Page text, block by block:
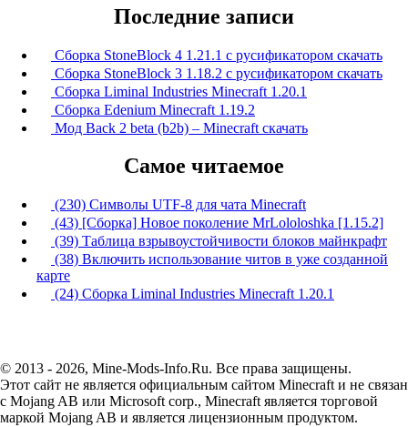
Последние записи
Сборка StoneBlock 4 1.21.1 с русификатором скачать
Сборка StoneBlock 3 1.18.2 с русификатором скачать
Сборка Liminal Industries Minecraft 1.20.1
Сборка Edenium Minecraft 1.19.2
Мод Back 2 beta (b2b) – Minecraft скачать
Самое читаемое
(230) Символы UTF-8 для чата Minecraft
(43) [Сборка] Новое поколение MrLololoshka [1.15.2]
(39) Таблица взрывоустойчивости блоков майнкрафт
(38) Включить использование читов в уже созданной
карте
(24) Сборка Liminal Industries Minecraft 1.20.1
© 2013 - 2026, Mine-Mods-Info.Ru. Все права защищены.
Этот сайт не является официальным сайтом Minecraft и не связан
с Mojang AB или Microsoft corp., Minecraft является торговой
маркой Mojang AB и является лицензионным продуктом.